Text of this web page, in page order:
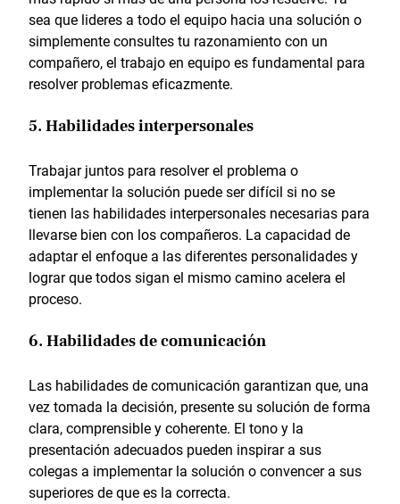
sea que lideres a todo el equipo hacia una solución o
simplemente consultes tu razonamiento con un
compañero, el trabajo en equipo es fundamental para
resolver problemas eficazmente.
5. Habilidades interpersonales
Trabajar juntos para resolver el problema o
implementar la solución puede ser difícil si no se
tienen las habilidades interpersonales necesarias para
llevarse bien con los compañeros. La capacidad de
adaptar el enfoque a las diferentes personalidades y
lograr que todos sigan el mismo camino acelera el
proceso.
6. Habilidades de comunicación
Las habilidades de comunicación garantizan que, una
vez tomada la decisión, presente su solución de forma
clara, comprensible y coherente. El tono y la
presentación adecuados pueden inspirar a sus
colegas a implementar la solución o convencer a sus
superiores de que es la correcta.